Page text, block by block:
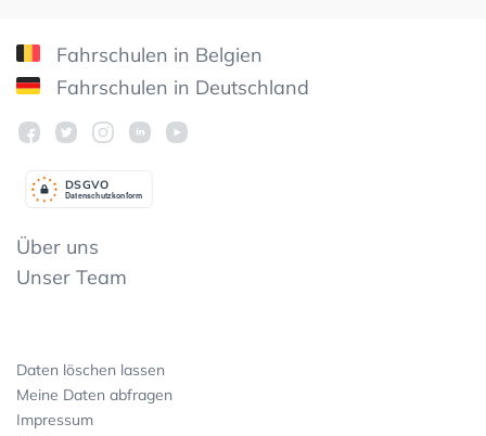
Fahrschulen in Belgien
Fahrschulen in Deutschland
Datenschutzkonform
DSGVO
Über uns
Unser Team
Daten löschen lassen
Meine Daten abfragen
Impressum